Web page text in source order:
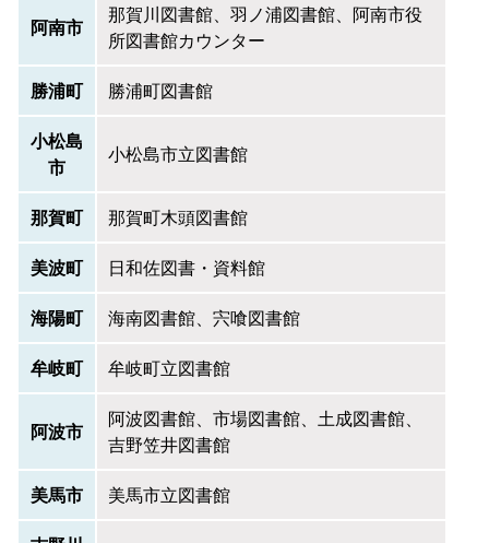
阿南市
那賀川図書館、羽ノ浦図書館、阿南市役
所図書館カウンター
勝浦町
勝浦町図書館
小松島
市
小松島市立図書館
那賀町
那賀町木頭図書館
美波町
日和佐図書・資料館
海陽町
海南図書館、宍喰図書館
牟岐町
牟岐町立図書館
阿波市
阿波図書館、市場図書館、土成図書館、
吉野笠井図書館
美馬市
美馬市立図書館